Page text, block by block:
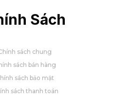
Sách
sách chung
sách bán hàng
sách bảo mật
sách thanh toán